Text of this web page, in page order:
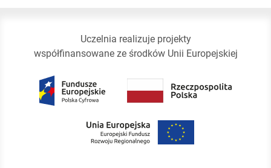
Uczelnia realizuje projekty
współfinansowane ze środków Unii Europejskiej